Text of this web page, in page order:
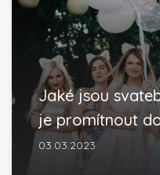
Jaké jsou
je promítnout
03.03.2023